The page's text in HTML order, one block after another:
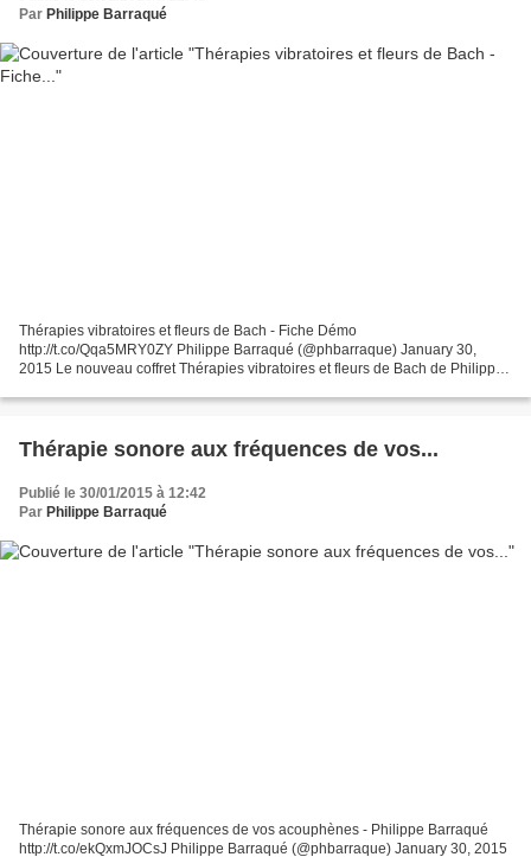
Par Philippe Barraqué
Thérapies vibratoires et fleurs de Bach - Fiche Démo
http://t.co/Qqa5MRY0ZY Philippe Barraqué (@phbarraque) January 30,
2015 Le nouveau coffret Thérapies vibratoires et fleurs de Bach de Philippe
Thérapie sonore aux fréquences de vos...
Publié le 30/01/2015 à 12:42
Par Philippe Barraqué
Thérapie sonore aux fréquences de vos acouphènes - Philippe Barraqué
http://t.co/ekQxmJOCsJ Philippe Barraqué (@phbarraque) January 30, 2015